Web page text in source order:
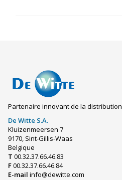
Partenaire innovant de la distribution
De Witte S.A.
Kluizenmeersen 7
9170, Sint-Gillis-Waas
Belgique
T 00.32.37.66.46.83
F00.32.37.66.46.84
E-mail info@dewitte.com